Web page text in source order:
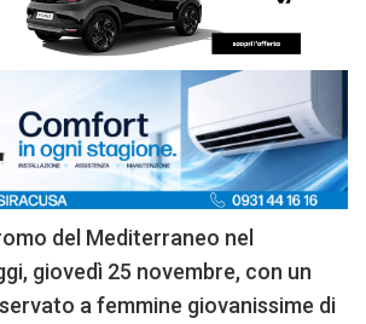
del Mediterraneo nel
giovedì 25 novembre, con un
a femmine giovanissime di